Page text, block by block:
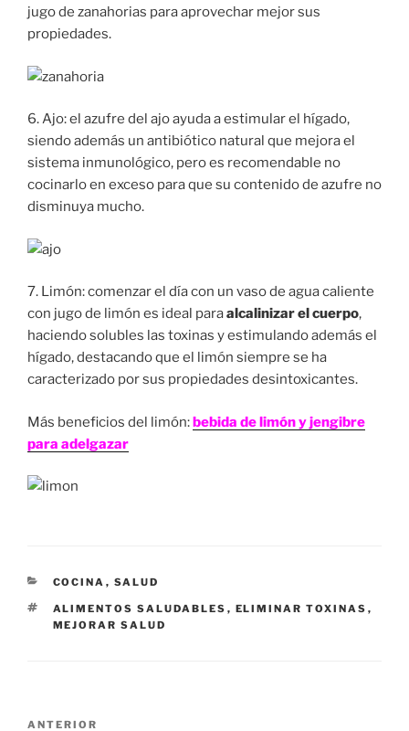
jugo de zanahorias para aprovechar mejor sus
propiedades.
6. Ajo: el azufre del ajo ayuda a estimular el hígado,
siendo además un antibiótico natural que mejora el
sistema inmunológico, pero es recomendable no
cocinarlo en exceso para que su contenido de azufre no
disminuya mucho.
7. Limón: comenzar el día con un vaso de agua caliente
con jugo de limón es ideal paraalcalinizar el cuerpo,
haciendo solubles las toxinas y estimulando además el
hígado, destacando que el limón siempre se ha
caracterizado por sus propiedades desintoxicantes.
Más beneficios del limón:bebida de limón y jengibre
para adelgazar
CATEGORÍAS
COCINA , SALUD
ETIQUETAS
ALIMENTOS SALUDABLES , ELIMINAR TOXINAS ,
MEJORAR SALUD
Entrada
ANTERIOR